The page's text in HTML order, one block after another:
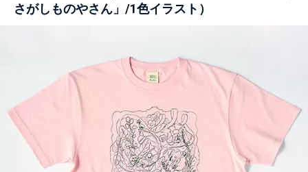
さがしものやさん」/1色イラスト）